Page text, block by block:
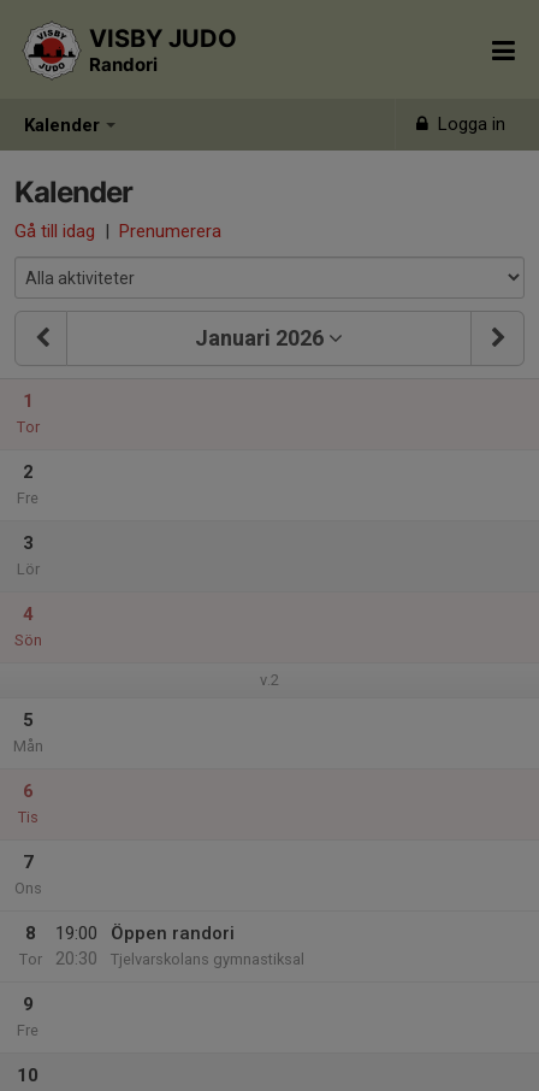
Kalender Logga in
VISBY JUDO
Randori
Kalender
Gå till idag | Prenumerera
Januari 2026
1
Tor
2
Fre
3
Lör
4
Sön
v.2
5
Mån
6
Tis
7
Ons
8
Tor
19:00
20:30
Öppen randori
Tjelvarskolans gymnastiksal
9
Fre
10